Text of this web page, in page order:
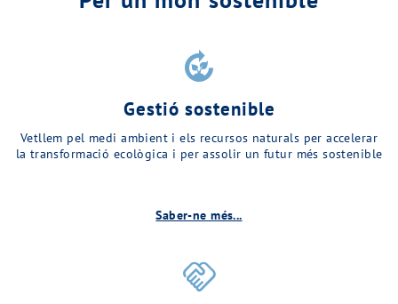
compost
Gestió sostenible
Vetllem pel medi ambient i els recursos naturals per accelerar
la transformació ecològica i per assolir un futur més sostenible
Saber-ne més...
handshake